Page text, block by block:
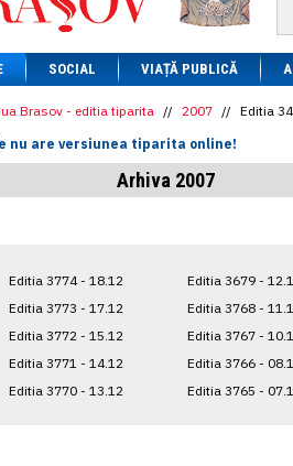
1 AUD= 2.7957
1 BGN= 2.5449
1 CAD= 3.1559
1 CHF= 5.2813
1 CNY= 0.6015
1 DKK= 0.6668
1 EGP= 0.0860
1 HUF= 1.2223
1 MXN= 0.2227
1 NOK= 0.4191
1 RSD= 0.0425
1 RUB= 0.0530
SOCIAL VIAȚĂ PUBLICĂ
Brasov - editia tiparita // 2007 // Editia
nu are versiunea tiparita online!
Arhiva 2007
Editia 3774 - 18.12
Editia 3773 - 17.12
Editia 3772 - 15.12
Editia 3771 - 14.12
Editia 3770 - 13.12
Editia 3679 -
Editia 3768 -
Editia 3767 -
Editia 3766 -
Editia 3765 -